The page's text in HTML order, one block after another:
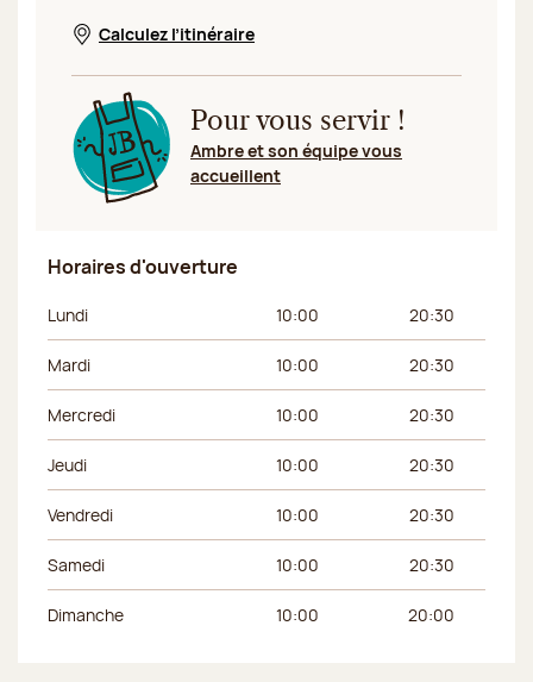
Nouvelle fenêtre
Calculez l’itinéraire
Pour vous servir !
Ambre et son équipe vous
accueillent
Horaires d'ouverture
Jour de la semaine Horaires du matin Horaires de
Lundi 10:00 20:30
Mardi 10:00 20:30
Mercredi 10:00 20:30
Jeudi 10:00 20:30
Vendredi 10:00 20:30
Samedi 10:00 20:30
Dimanche 10:00 20:00